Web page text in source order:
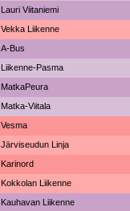
Lauri Viitaniemi
Vekka Liikenne
A-Bus
Liikenne-Pasma
MatkaPeura
Matka-Viitala
Vesma
Järviseudun Linja
Karinord
Kokkolan Liikenne
Kauhavan Liikenne